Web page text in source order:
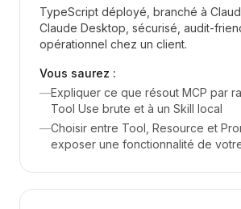
TypeScript déployé, branché à
Claude Desktop, sécurisé, audit-
opérationnel chez un client.
Vous saurez :
—Expliquer ce que résout MCP par
Tool Use brute et à un Skill local
—Choisir entre Tool, Resource et
exposer une fonctionnalité de